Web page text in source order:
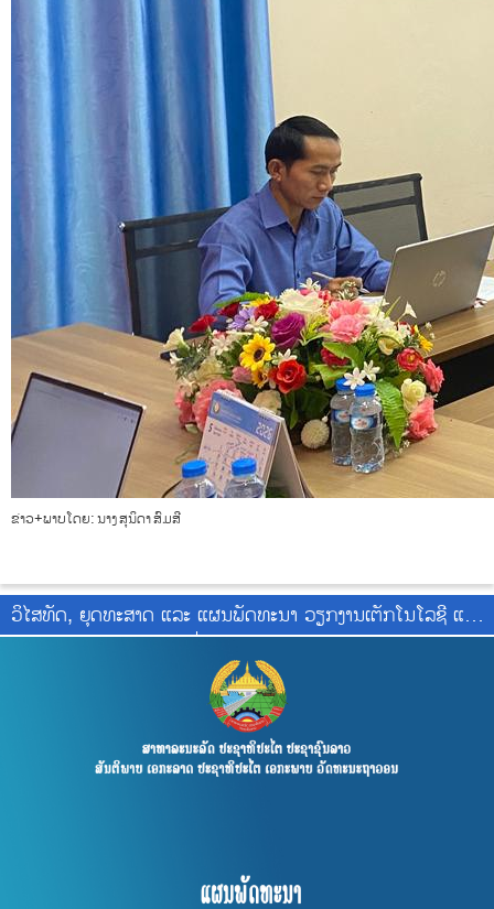
ຂ່າວ+ພາບໂດຍ: ນາງ ສຸນິດາ ສົມສີ
ວິໄສທັດ, ຍຸດທະສາດ ແລະ ແຜນພັດທະນາ ວຽກງານເຕັກໂນໂລຊີ ແລະ
ການສື່ສານ ແຂວງໄຊຍະບູລີ